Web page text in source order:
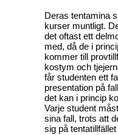
Deras tentamina
kurser muntligt.
det oftast ett
med, då de i
kommer till
kostym och
får studenten ett
presentation på
det kan i princip
Varje student
sina fall, trots att
sig på